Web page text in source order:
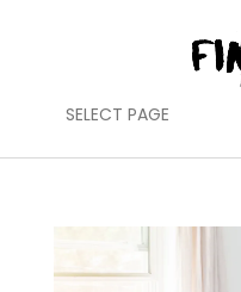
SELECT PAGE